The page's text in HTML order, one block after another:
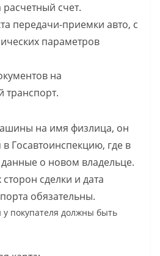
счет.
передачи-приемки авто, с
параметров
на
транспорт.
на имя физлица, он
Госавтоинспекцию, где в
о новом владельце.
сделки и дата
обязательны.
покупателя должны быть